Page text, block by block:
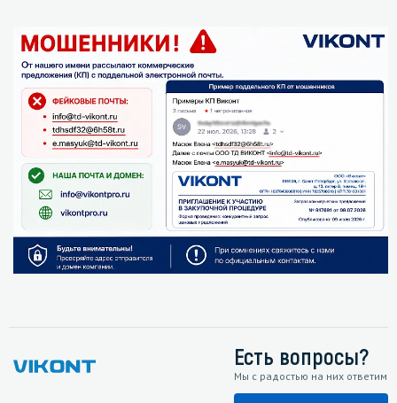
Есть вопросы?
Мы с радостью на них ответим